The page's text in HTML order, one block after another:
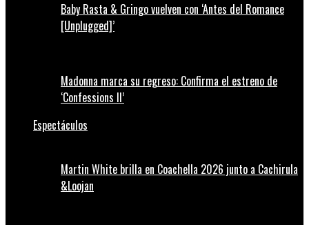
Baby Rasta & Gringo vuelven con ‘Antes del Romance
[Unplugged]’
Madonna marca su regreso: Confirma el estreno de
‘Confessions II’
Espectáculos
Martin White brilla en Coachella 2026 junto a Cachirula
&Loojan